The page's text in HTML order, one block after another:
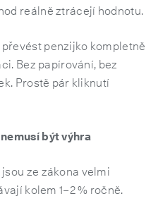
reálně ztrácejí hodnotu.
penzijko kompletně
Bez papírování, bez
Prostě pár kliknutí
být výhra
ze zákona velmi
kolem 1–2 % ročně.